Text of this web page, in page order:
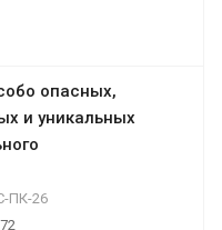
опасных,
и уникальных
ПК-26